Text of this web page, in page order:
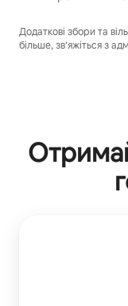
Додаткові збори та
більше, зв’яжіться з